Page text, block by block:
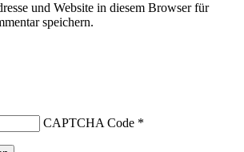
und Website in diesem Browser für
speichern.
CAPTCHA Code *